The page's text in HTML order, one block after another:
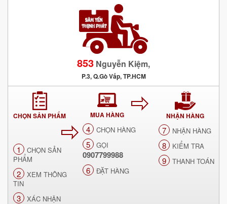
853 Nguyễn Kiệm,
P.3, Q.Gò Vấp, TP.HCM
CHỌN SẢN PHẨM
1
CHỌN SẢN
PHẨM
2
XEM THÔNG
TIN
3 XÁC NHẬN
MUA HÀNG
4 CHỌN HÀNG
5 GỌI
0907799988
6 ĐẶT HÀNG
NHẬN HÀNG
7 NHẬN HÀNG
8 KIỂM TRA
9 THANH TOÁN